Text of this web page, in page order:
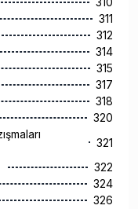
311
312
314
315
317
318
320
321
322
324
326